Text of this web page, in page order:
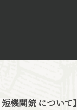
機関銃 について】